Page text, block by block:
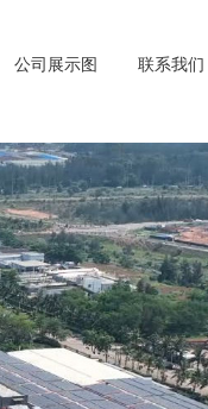
公司展示图 联系我们